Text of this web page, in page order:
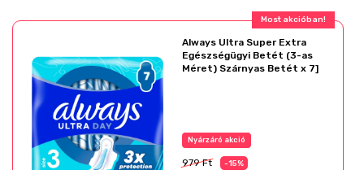
Most akcióban!
Always Ultra Super Extra
Egészségügyi Betét (3-as
Méret) Szárnyas Betét x 7]
Nyárzáró akció
979 Ft -15%